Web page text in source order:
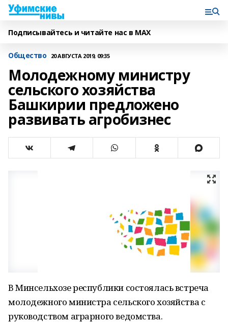
Подписывайтесь и читайте нас в MAX
Общество 20 АВГУСТА 2019, 09:35
Молодежному министру
сельского хозяйства
Башкирии предложено
развивать агробизнес
В Минсельхозе республики состоялась встреча
молодежного министра сельского хозяйства с
руководством аграрного ведомства.